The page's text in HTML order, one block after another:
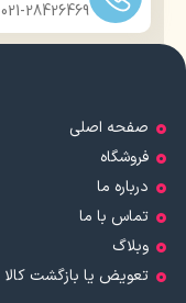
021-28426469 | 031-33686592
صفحه اصلی
فروشگاه
درباره ما
تماس با ما
وبلاگ
تعویض یا بازگشت کالا